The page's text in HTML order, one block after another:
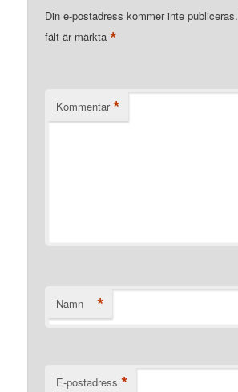
Din e-postadress kommer inte publiceras.
fält är märkta*
Kommentar *
Namn *
E-postadress *